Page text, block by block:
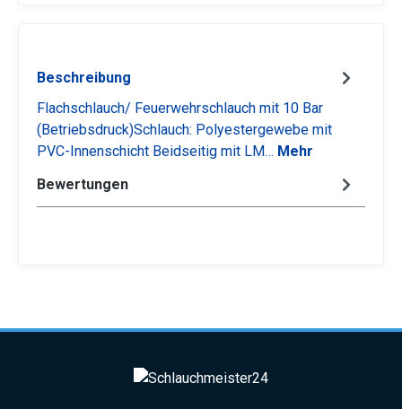
Beschreibung
Flachschlauch/ Feuerwehrschlauch mit 10 Bar
(Betriebsdruck)Schlauch: Polyestergewebe mit
PVC-Innenschicht Beidseitig mit LM… Mehr
Bewertungen